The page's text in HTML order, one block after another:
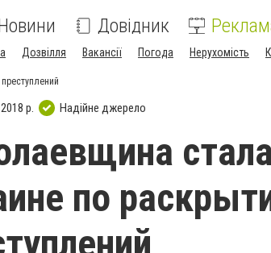
Довідник
Дозвілля Вакансії Погода Нерухомість
р. Надійне джерело
по